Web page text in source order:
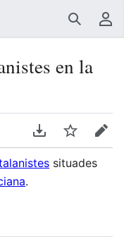
Buscar
en la
Descarregar en
Vigilar
situades
.